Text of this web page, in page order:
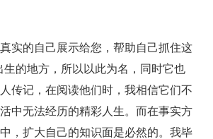
实的自己展示给您，帮助自己抓住这
的地方，所以以此为名，同时它也
传记，在阅读他们时，我相信它们不
中无法经历的精彩人生。而在事实方
，扩大自己的知识面是必然的。我毕